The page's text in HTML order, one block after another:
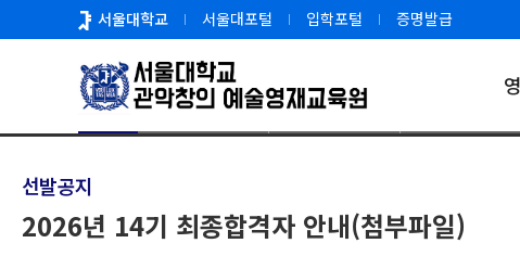
로
뉴
서울대학교 서울대포털 입학포털 증명발급
공지사항
선발공지
2026년 14기 최종합격자 안내(첨부파일)